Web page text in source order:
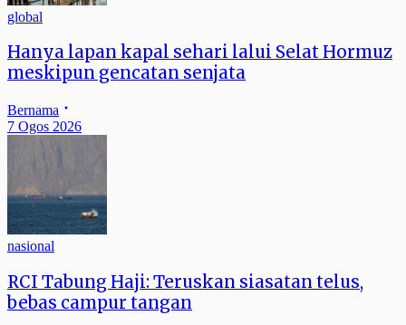
global
Hanya lapan kapal sehari lalui Selat Hormuz
meskipun gencatan senjata
Bernama
7 Ogos 2026
nasional
RCI Tabung Haji: Teruskan siasatan telus,
bebas campur tangan